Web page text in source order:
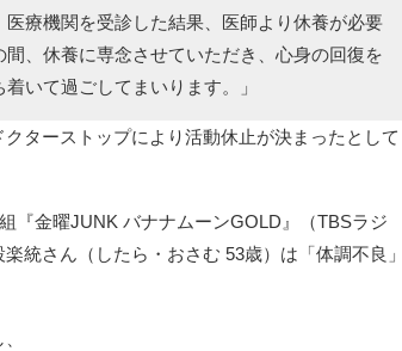
医療機関を受診した結果、医師より休養が必要
、休養に専念させていただき、心身の回復を
いて過ごしてまいります。」
ターストップにより活動休止が決まったとして
『金曜JUNK バナナムーンGOLD』（TBSラジ
統さん（したら・おさむ 53歳）は「体調不良」